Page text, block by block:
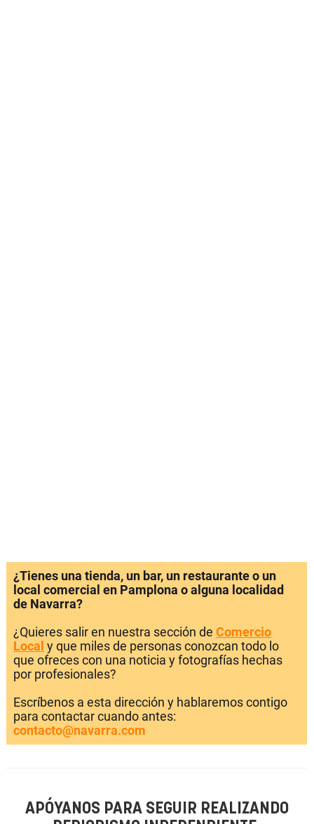
¿Tienes una tienda, un bar, un restaurante o un
local comercial en Pamplona o alguna localidad
de Navarra?
¿Quieres salir en nuestra sección de Comercio
Local y que miles de personas conozcan todo lo
que ofreces con una noticia y fotografías hechas
por profesionales?
Escríbenos a esta dirección y hablaremos contigo
para contactar cuando antes:
contacto@navarra.com
APÓYANOS PARA SEGUIR REALIZANDO